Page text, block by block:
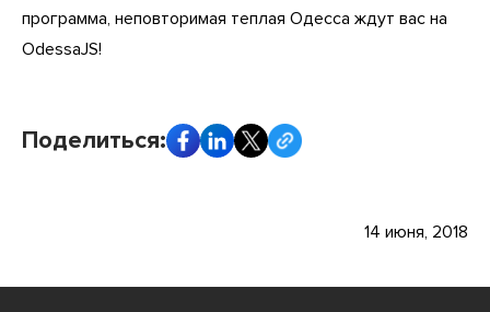
программа, неповторимая теплая Одесса ждут вас на
OdessaJS!
Поделиться:
14 июня, 2018